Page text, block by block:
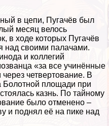
в цепи, Пугачёв был
месяц велось
в ходе которых Пугачёв
над своими палачами.
и коллегий
«за все учинённые
четвертование. В
Болотной площади при
казнь. По тайному
было отменено –
и поднял её на пике над